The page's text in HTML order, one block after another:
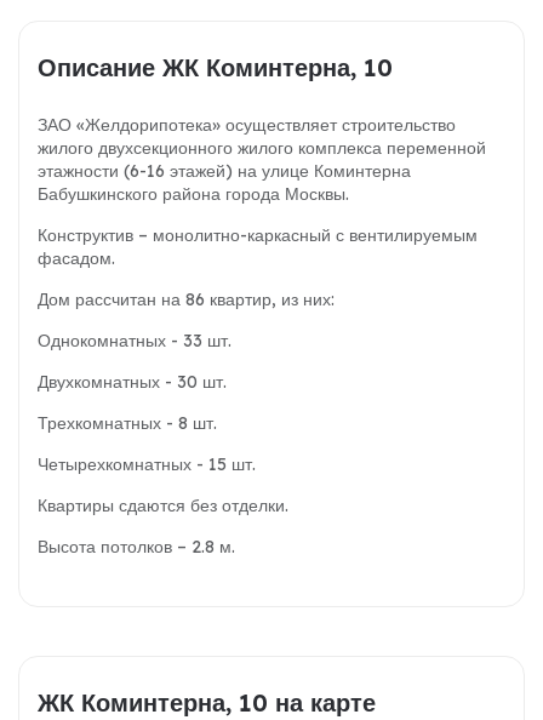
Описание ЖК Коминтерна, 10
ЗАО «Желдорипотека» осуществляет строительство
жилого двухсекционного жилого комплекса переменной
этажности (6-16 этажей) на улице Коминтерна
Бабушкинского района города Москвы.
Конструктив – монолитно-каркасный с вентилируемым
фасадом.
Дом рассчитан на 86 квартир, из них:
Однокомнатных - 33 шт.
Двухкомнатных - 30 шт.
Трехкомнатных - 8 шт.
Четырехкомнатных - 15 шт.
Квартиры сдаются без отделки.
Высота потолков – 2.8 м.
ЖК Коминтерна, 10 на карте